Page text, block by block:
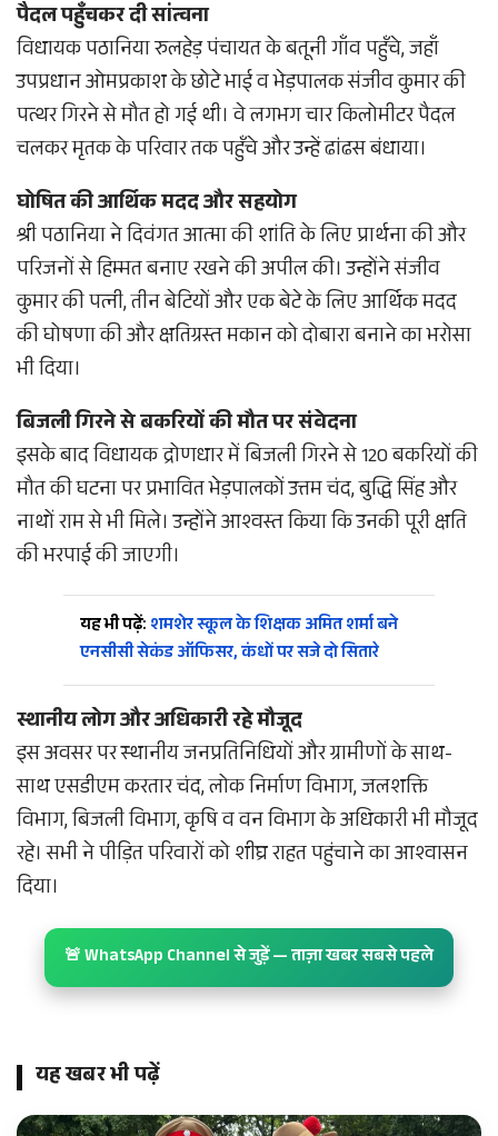
पैदल पहुँचकर दी सांत्वना
विधायक पठानिया रुलहेड़ पंचायत के बतूनी गाँव पहुँचे, जहाँ
उपप्रधान ओमप्रकाश के छोटे भाई व भेड़पालक संजीव कुमार की
पत्थर गिरने से मौत हो गई थी। वे लगभग चार किलोमीटर पैदल
चलकर मृतक के परिवार तक पहुँचे और उन्हें ढांढस बंधाया।
घोषित की आर्थिक मदद और सहयोग
श्री पठानिया ने दिवंगत आत्मा की शांति के लिए प्रार्थना की और
परिजनों से हिम्मत बनाए रखने की अपील की। उन्होंने संजीव
कुमार की पत्नी, तीन बेटियों और एक बेटे के लिए आर्थिक मदद
की घोषणा की और क्षतिग्रस्त मकान को दोबारा बनाने का भरोसा
भी दिया।
बिजली गिरने से बकरियों की मौत पर संवेदना
इसके बाद विधायक द्रोणधार में बिजली गिरने से 120 बकरियों की
मौत की घटना पर प्रभावित भेड़पालकों उत्तम चंद, बुद्धि सिंह और
नाथों राम से भी मिले। उन्होंने आश्वस्त किया कि उनकी पूरी क्षति
की भरपाई की जाएगी।
यह भी पढ़ें: शमशेर स्कूल के शिक्षक अमित शर्मा बने
एनसीसी सेकंड ऑफिसर, कंधों पर सजे दो सितारे
स्थानीय लोग और अधिकारी रहे मौजूद
इस अवसर पर स्थानीय जनप्रतिनिधियों और ग्रामीणों के साथ-
साथ एसडीएम करतार चंद, लोक निर्माण विभाग, जलशक्ति
विभाग, बिजली विभाग, कृषि व वन विभाग के अधिकारी भी मौजूद
रहे। सभी ने पीड़ित परिवारों को शीघ्र राहत पहुंचाने का आश्वासन
दिया।
🚨 WhatsApp Channel से जुड़ें — ताज़ा खबर सबसे पहले
यह खबर भी पढ़ें